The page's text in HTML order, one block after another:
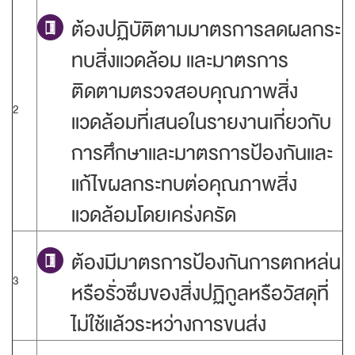
2
ต้องปฏิบัติตามมาตรการลดผลกระ
ทบสิ่งแวดล้อม และมาตรการ
ติดตามตรวจสอบคุณภาพสิ่ง
แวดล้อมที่เสนอในรายงานเกี่ยวกับ
การศึกษาและมาตรการป้องกันและ
แก้ไขผลกระทบต่อคุณภาพสิ่ง
แวดล้อมโดยเคร่งครัด
3
ต้องมีมาตรการป้องกันการตกหล่น
หรือรั่วซึมของสิ่งปฏิกูลหรือวัสดุที่
ไม่ใช้แล้วระหว่างการขนส่ง